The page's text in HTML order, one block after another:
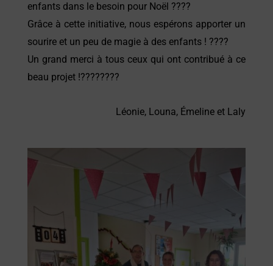
enfants dans le besoin pour Noël ????
Grâce à cette initiative, nous espérons apporter un
sourire et un peu de magie à des enfants ! ????
Un grand merci à tous ceux qui ont contribué à ce
beau projet !????????
Léonie, Louna, Émeline et Laly